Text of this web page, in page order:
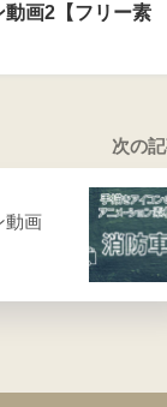
画2【フリー素
次の
動画